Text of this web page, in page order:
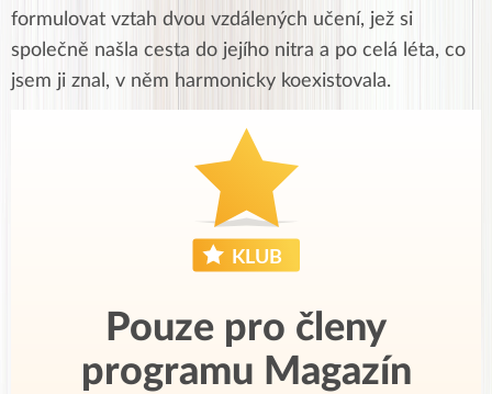
formulovat vztah dvou vzdálených učení, jež si
společně našla cesta do jejího nitra a po celá léta, co
jsem ji znal, v něm harmonicky koexistovala.
Pouze pro členy
programu Magazín